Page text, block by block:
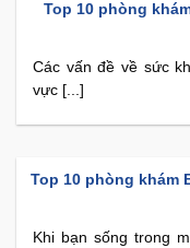
Top 10 phòng
Các vấn đề về sức
vực [...]
Top 10 phòng khám
Khi bạn sống trong